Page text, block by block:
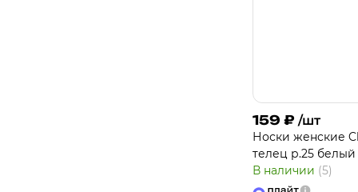
159 ₽ /шт
Носки женcкие
телец р.25 белый
В наличии (5)